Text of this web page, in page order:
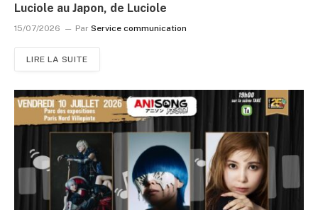
Luciole au Japon, de Luciole
15/07/2026 Par Service communication
LIRE LA SUITE